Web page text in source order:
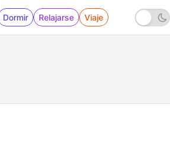
Dormir Relajarse Viaje